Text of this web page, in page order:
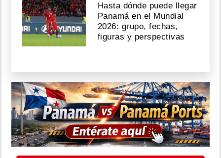
Hasta dónde puede llegar
Panamá en el Mundial
2026: grupo, fechas,
figuras y perspectivas